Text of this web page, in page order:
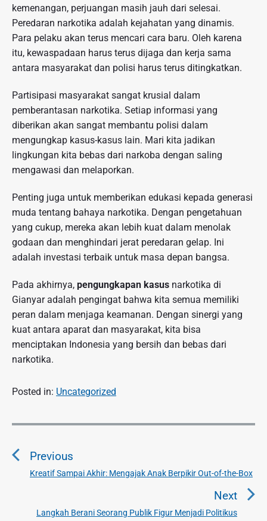
kemenangan, perjuangan masih jauh dari selesai.
Peredaran narkotika adalah kejahatan yang dinamis.
Para pelaku akan terus mencari cara baru. Oleh karena
itu, kewaspadaan harus terus dijaga dan kerja sama
antara masyarakat dan polisi harus terus ditingkatkan.
Partisipasi masyarakat sangat krusial dalam
pemberantasan narkotika. Setiap informasi yang
diberikan akan sangat membantu polisi dalam
mengungkap kasus-kasus lain. Mari kita jadikan
lingkungan kita bebas dari narkoba dengan saling
mengawasi dan melaporkan.
Penting juga untuk memberikan edukasi kepada generasi
muda tentang bahaya narkotika. Dengan pengetahuan
yang cukup, mereka akan lebih kuat dalam menolak
godaan dan menghindari jerat peredaran gelap. Ini
adalah investasi terbaik untuk masa depan bangsa.
Pada akhirnya, pengungkapan kasus narkotika di
Gianyar adalah pengingat bahwa kita semua memiliki
peran dalam menjaga keamanan. Dengan sinergi yang
kuat antara aparat dan masyarakat, kita bisa
menciptakan Indonesia yang bersih dan bebas dari
narkotika.
Posted in: Uncategorized
N
v
Previous
P
Kreatif Sampai Akhir: Mengajak Anak Berpikir Out-of-the-Box
Next
N
Langkah Berani Seorang Publik Figur Menjadi Politikus